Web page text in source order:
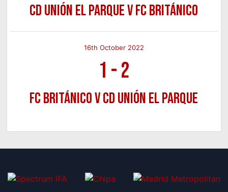
CD Unión el Parque v FC Británico
16th October 2022
1 -2
FC Británico v CD Unión el Parque